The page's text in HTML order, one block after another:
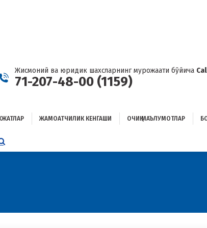
Жисмоний ва юридик шахсларнинг мурожаати бўйича
71-207-48-00 (1159)
ЖАМОАТЧИЛИК КЕНГАШИ ОЧИҚ МАЪЛУМОТЛАР